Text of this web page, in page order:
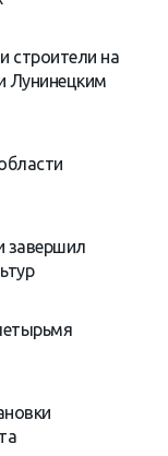
строители на
Лунинецким
завершил